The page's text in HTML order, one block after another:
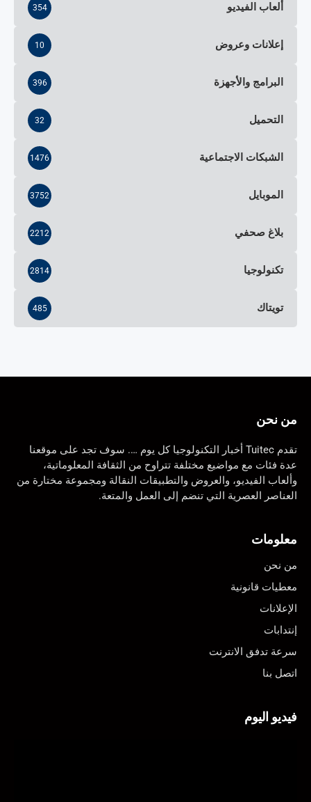
ألعاب الفيديو 354
إعلانات وعروض 10
البرامج والأجهزة 396
التحميل 32
الشبكات الاجتماعية 1476
الموبايل 3752
بلاغ صحفي 2212
تكنولوجيا 2814
تويتاك 485
من نحن
تقدم Tuitec أخبار التكنولوجيا كل يوم …. سوف تجد على موقعنا
عدة فئات مع مواضيع مختلفة تتراوح من الثقافة المعلوماتية،
وألعاب الفيديو، والعروض والتطبيقات النقالة ومجموعة مختارة من
العناصر العصرية التي تنضم إلى العمل والمتعة.
معلومات
من نحن
معطيات قانونية
الإعلانات
إنتدابات
سرعة تدفق الانترنت
اتصل بنا
فيديو اليوم